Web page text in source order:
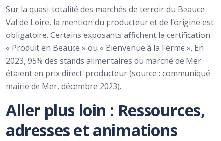
Sur la quasi-totalité des marchés de terroir du Beauce
Val de Loire, la mention du producteur et de l’origine est
obligatoire. Certains exposants affichent la certification
« Produit en Beauce » ou « Bienvenue à la Ferme ». En
2023, 95% des stands alimentaires du marché de Mer
étaient en prix direct-producteur (source : communiqué
mairie de Mer, décembre 2023).
Aller plus loin : Ressources,
adresses et animations